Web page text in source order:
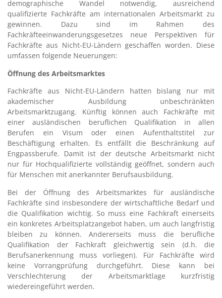
demographische Wandel notwendig, ausreichend
qualifizierte Fachkräfte am internationalen Arbeitsmarkt zu
gewinnen. Dazu sind im Rahmen des
Fachkräfteeinwanderungsgesetzes neue Perspektiven für
Fachkräfte aus Nicht-EU-Ländern geschaffen worden. Diese
umfassen folgende Neuerungen:
Öffnung des Arbeitsmarktes
Fachkräfte aus Nicht-EU-Ländern hatten bislang nur mit
akademischer Ausbildung unbeschränkten
Arbeitsmarktzugang. Künftig können auch Fachkräfte mit
einer ausländischen beruflichen Qualifikation in allen
Berufen ein Visum oder einen Aufenthaltstitel zur
Beschäftigung erhalten. Es entfällt die Beschränkung auf
Engpassberufe. Damit ist der deutsche Arbeitsmarkt nicht
nur für Hochqualifizierte vollständig geöffnet, sondern auch
für Menschen mit anerkannter Berufsausbildung.
Bei der Öffnung des Arbeitsmarktes für ausländische
Fachkräfte sind insbesondere der wirtschaftliche Bedarf und
die Qualifikation wichtig. So muss eine Fachkraft einerseits
ein konkretes Arbeitsplatzangebot haben, um auch langfristig
bleiben zu können. Andererseits muss die berufliche
Qualifikation der Fachkraft gleichwertig sein (d.h. die
Berufsanerkennung muss vorliegen). Für Fachkräfte wird
keine Vorrangprüfung durchgeführt. Diese kann bei
Verschlechterung der Arbeitsmarktlage kurzfristig
wiedereingeführt werden.